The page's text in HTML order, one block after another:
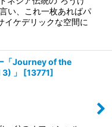
い、これ一枚あればパ
イケデリックな空間に
「Journey of the
」
[13771]